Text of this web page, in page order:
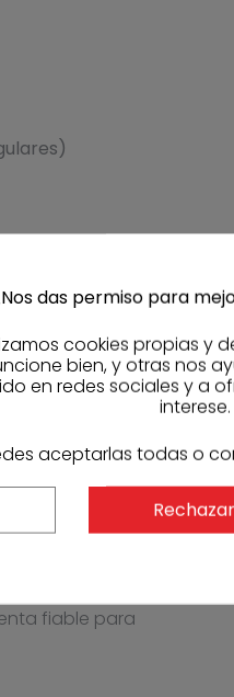
su guarda
estándar M14
precisión
tratamiento
Su modelo
tanto el
fiable para
das permiso para
cookies propias y
bien, y otras nos
en redes sociales y a
interese.
aceptarlas todas o
Rechazar